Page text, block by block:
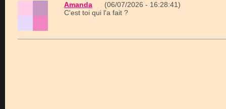
Amanda (06/07/2026 - 16:28:41)
C'est toi qui l'a fait ?